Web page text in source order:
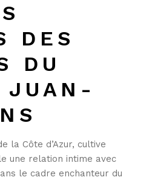
DES
DU
JUAN-
la Côte d’Azur, cultive
une relation intime avec
le cadre enchanteur du